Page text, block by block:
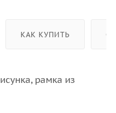
КАК КУПИТЬ
рамка из